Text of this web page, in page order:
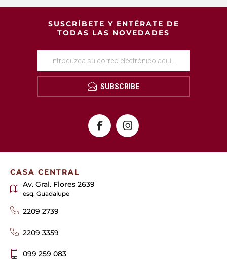
SUSCRÍBETE Y ENTÉRATE DE
TODAS LAS NOVEDADES
SUBSCRIBE
CASA CENTRAL
Av. Gral. Flores 2639
esq. Guadalupe
2209 2739
2209 3359
099 259 083